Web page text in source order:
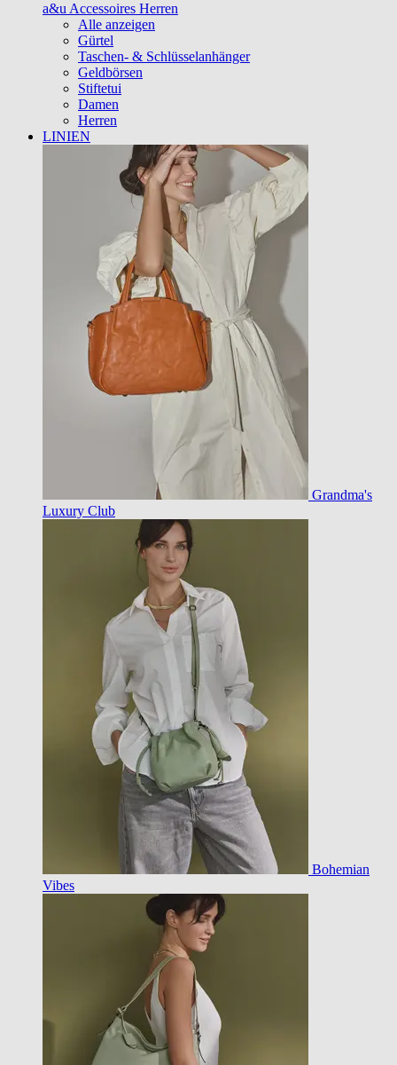
a&u Accessoires Herren
Alle anzeigen
Gürtel
Taschen- & Schlüsselanhänger
Geldbörsen
Stiftetui
Damen
Herren
LINIEN
Grandma's
Luxury Club
Bohemian
Vibes